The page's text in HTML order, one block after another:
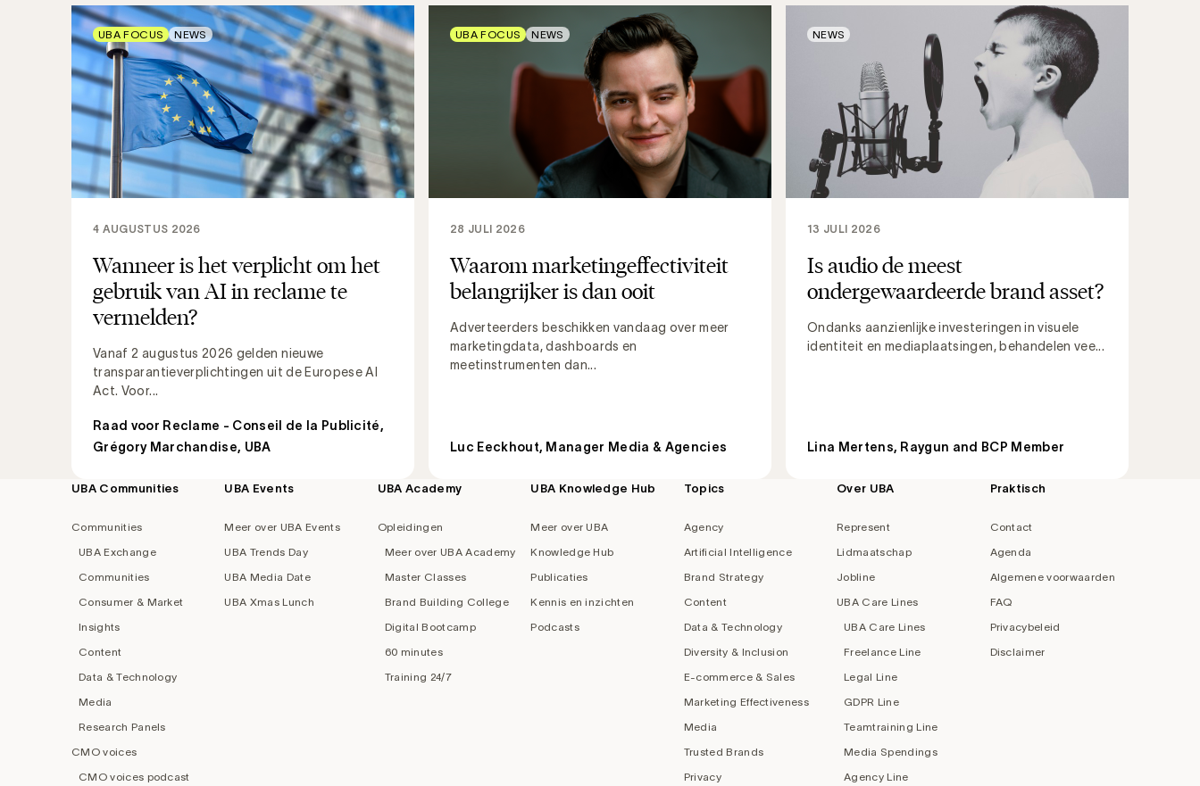
Wanneer is het verplicht om het
gebruik van AI in reclame te
vermelden?
Vanaf 2 augustus 2026 gelden nieuwe
transparantieverplichtingen uit de Europese AI
Act. Voor...
4 AUGUSTUS 2026
Raad voor Reclame - Conseil de la Publicité,
Grégory Marchandise, UBA
UBA FOCUS NEWS
Waarom marketingeffectiviteit
belangrijker is dan ooit
Adverteerders beschikken vandaag over meer
marketingdata, dashboards en
meetinstrumenten dan...
28 JULI 2026
Luc Eeckhout, Manager Media & Agencies
UBA FOCUS NEWS
Is audio de meest
ondergewaardeerde brand asset?
Ondanks aanzienlijke investeringen in visuele
identiteit en mediaplaatsingen, behandelen vee...
13 JULI 2026
Lina Mertens, Raygun and BCP Member
NEWS
Footer
UBA Communities
Communities
UBA Exchange
Communities
Consumer & Market
Insights
Content
Data & Technology
Media
Research Panels
CMO voices
CMO voices podcast
UBA Events
Meer over UBA Events
UBA Trends Day
UBA Media Date
UBA Xmas Lunch
UBA Academy
Opleidingen
Meer over UBA Academy
Master Classes
Brand Building College
Digital Bootcamp
60 minutes
Training 24/7
UBA Knowledge Hub
Meer over UBA
Knowledge Hub
Publicaties
Kennis en inzichten
Podcasts
Topics
Agency
Artificial Intelligence
Brand Strategy
Content
Data & Technology
Diversity & Inclusion
E-commerce & Sales
Marketing Effectiveness
Media
Trusted Brands
Privacy
Over UBA
Represent
Lidmaatschap
Jobline
UBA Care Lines
UBA Care Lines
Freelance Line
Legal Line
GDPR Line
Teamtraining Line
Media Spendings
Agency Line
Praktisch
Contact
Agenda
Algemene voorwaarden
FAQ
Privacybeleid
Disclaimer